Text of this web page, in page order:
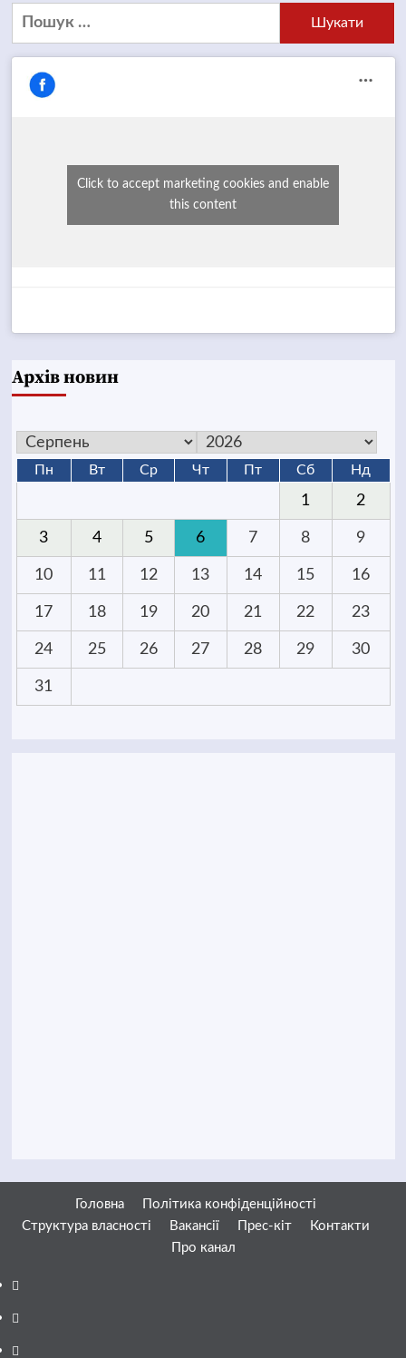
Пошук:
Click to accept marketing cookies and enable
this content
Архів новин
Пн Вт Ср Чт Пт Сб Нд
1 2
3 4 5 6 7 8 9
10 11 12 13 14 15 16
17 18 19 20 21 22 23
24 25 26 27 28 29 30
31
Головна
Політика конфіденційності
Структура власності
Вакансії Прес-кіт
Контакти
Про канал
Facebook
YouTube
Telegram